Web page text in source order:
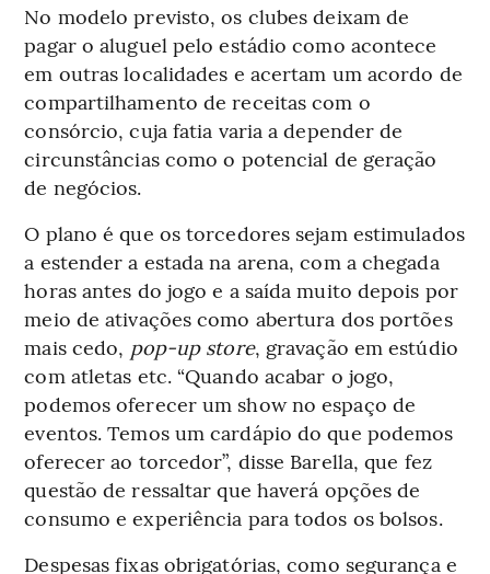
No modelo previsto, os clubes deixam de
pagar o aluguel pelo estádio como acontece
em outras localidades e acertam um acordo de
compartilhamento de receitas com o
consórcio, cuja fatia varia a depender de
circunstâncias como o potencial de geração
de negócios.
O plano é que os torcedores sejam estimulados
a estender a estada na arena, com a chegada
horas antes do jogo e a saída muito depois por
meio de ativações como abertura dos portões
mais cedo, pop-up store, gravação em estúdio
com atletas etc. “Quando acabar o jogo,
podemos oferecer um show no espaço de
eventos. Temos um cardápio do que podemos
oferecer ao torcedor”, disse Barella, que fez
questão de ressaltar que haverá opções de
consumo e experiência para todos os bolsos.
Despesas fixas obrigatórias, como segurança e